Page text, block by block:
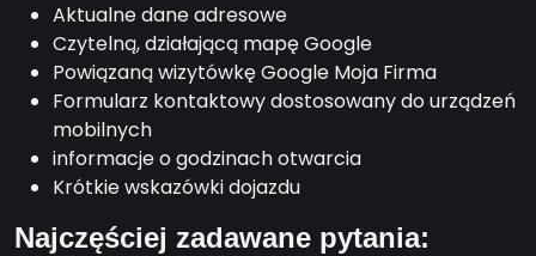
Aktualne dane adresowe
Czytelną, działającą mapę Google
Powiązaną wizytówkę Google Moja Firma
Formularz kontaktowy dostosowany do urządzeń
mobilnych
informacje o godzinach otwarcia
Krótkie wskazówki dojazdu
Najczęściej zadawane pytania: